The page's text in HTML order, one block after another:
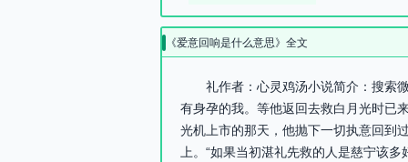
《爱意回响是什么意思》全文
礼作者：心灵鸡汤小说简介：搜索
有身孕的我。等他返回去救白月光时已
光机上市的那天，他抛下一切执意回到
上。“如果当初湛礼先救的人是慈宁该